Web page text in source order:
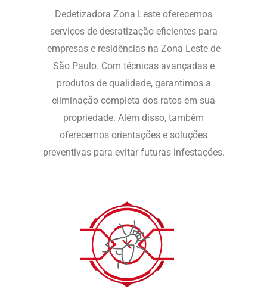
Dedetizadora Zona Leste oferecemos
serviços de desratização eficientes para
empresas e residências na Zona Leste de
São Paulo. Com técnicas avançadas e
produtos de qualidade, garantimos a
eliminação completa dos ratos em sua
propriedade. Além disso, também
oferecemos orientações e soluções
preventivas para evitar futuras infestações.